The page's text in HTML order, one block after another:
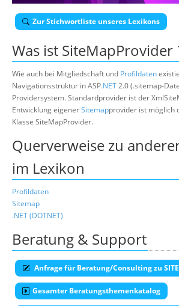
Über uns
Zur Stichwortliste unseres Lexikons
Was ist SiteMapProvider
Wie auch bei Mitgliedschaft und Profildaten
Navigationsstruktur in ASP.NET2.0 (.sitemap-
Providersystem. Standardprovider ist der
Entwicklung eigenerSitemapprovider ist möglich
Klasse SiteMapProvider.
Querverweise zu
im Lexikon
Profildaten
Sitemap
.NET (DOTNET)
Beratung & Support
Anfrage für Beratung/Consulting zu
Gesamter Beratungsthemenkatalog